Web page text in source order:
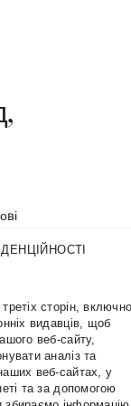
сторін,
видавців, щоб
веб-сайту,
аналіз та
веб-сайтах, у
та за допомогою